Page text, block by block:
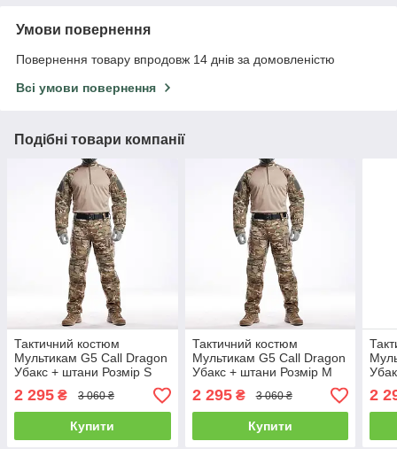
Умови повернення
Повернення товару впродовж 14 днів за домовленістю
Всі умови повернення
Подібні товари компанії
Тактичний костюм
Мультикам G5 Call Dragon
Убакс + штани Розмір S
(24766)
2 295 ₴ 3 060 ₴
Купити
Тактичний костюм
Мультикам G5 Call Dragon
Убакс + штани Розмір M
(24767)
2 295₴ 3 060 ₴
Купити
2